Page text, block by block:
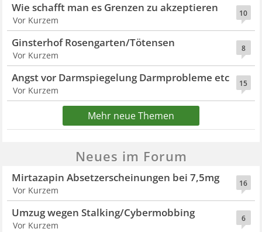
10
Wie schafft man es Grenzen zu akzeptieren
Vor Kurzem
8
Ginsterhof Rosengarten/Tötensen
Vor Kurzem
15
Angst vor Darmspiegelung Darmprobleme etc
Vor Kurzem
Mehr neue Themen
Neues im Forum
16
Mirtazapin Absetzerscheinungen bei 7,5mg
Vor Kurzem
6
Umzug wegen Stalking/Cybermobbing
Vor Kurzem